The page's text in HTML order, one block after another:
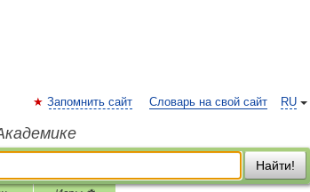
RU
Запомнить сайт Словарь на свой сайт
Найти!